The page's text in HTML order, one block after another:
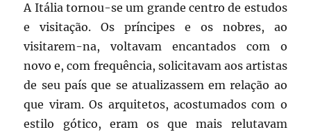
A Itália tornou-se um grande centro de estudos
e visitação. Os príncipes e os nobres, ao
visitarem-na, voltavam encantados com o
novo e, com frequência, solicitavam aos artistas
de seu país que se atualizassem em relação ao
que viram. Os arquitetos, acostumados com o
estilo gótico, eram os que mais relutavam